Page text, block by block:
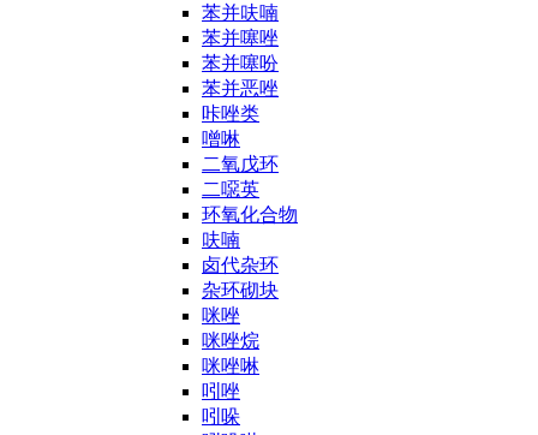
苯并呋喃
苯并噻唑
苯并噻吩
苯并恶唑
咔唑类
噌啉
二氧戊环
二噁英
环氧化合物
呋喃
卤代杂环
杂环砌块
咪唑
咪唑烷
咪唑啉
吲唑
吲哚